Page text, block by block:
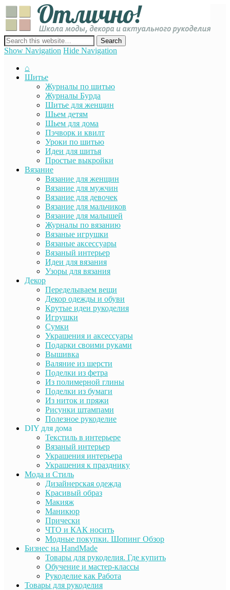
сайт о декоре, дизайне и моде, вязании, шитье и других видах
рукоделия
Show Navigation Hide Navigation
⌂
Шитье
Журналы по шитью
Журналы Бурда
Шитье для женщин
Шьем детям
Шьем для дома
Пэчворк и квилт
Уроки по шитью
Идеи для шитья
Простые выкройки
Вязание
Вязание для женщин
Вязание для мужчин
Вязание для девочек
Вязание для мальчиков
Вязание для малышей
Журналы по вязанию
Вязаные игрушки
Вязаные аксессуары
Вязаный интерьер
Идеи для вязания
Узоры для вязания
Декор
Переделываем вещи
Декор одежды и обуви
Крутые идеи рукоделия
Игрушки
Сумки
Украшения и аксессуары
Подарки своими руками
Вышивка
Валяние из шерсти
Поделки из фетра
Из полимерной глины
Поделки из бумаги
Из ниток и пряжи
Рисунки штампами
Полезное рукоделие
DIY для дома
Текстиль в интерьере
Вязаный интерьер
Украшения интерьера
Украшения к празднику
Мода и Стиль
Дизайнерская одежда
Красивый образ
Макияж
Маникюр
Прически
ЧТО и КАК носить
Модные покупки. Шопинг Обзор
Бизнес на HandMade
Товары для рукоделия. Где купить
Обучение и мастер-классы
Рукоделие как Работа
Товары для рукоделия